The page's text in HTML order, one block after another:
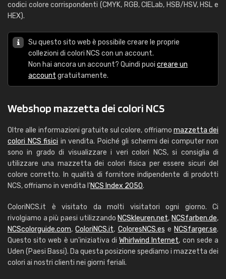
codici colore corrispondenti (CMYK, RGB, CIELab, HSB/HSV, HSL e
HEX).
Su questo sito web è possibile creare le proprie
collezioni di colori NCS con un account.
Non hai ancora un account? Quindi puoi creare un
account gratuitamente.
Webshop mazzetta dei colori NCS
Oltre alle informazioni gratuite sul colore, offriamo mazzetta dei
colori NCS fisici in vendita. Poiché gli schermi dei computer non
sono in grado di visualizzare i veri colori NCS, si consiglia di
utilizzare una mazzetta dei colori fisica per essere sicuri del
colore corretto. In qualità di fornitore indipendente di prodotti
NCS, offriamo in vendita l'NCS Index 2050.
ColoriNCS.it è visitato da molti visitatori ogni giorno. Ci
rivolgiamo a più paesi utilizzando NCSkleuren.net, NCSfarben.de,
NCScolorguide.com,ColoriNCS.it, ColoresNCS.es e NCSfarger.se.
Questo sito web è un'iniziativa diWhirlwind Internet, con sede a
Uden (Paesi Bassi). Da questa posizione spediamo i mazzetta dei
colori ai nostri clienti nei giorni feriali.